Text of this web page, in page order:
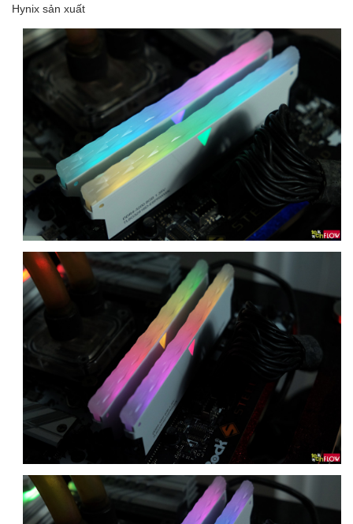
Hynix sản xuất